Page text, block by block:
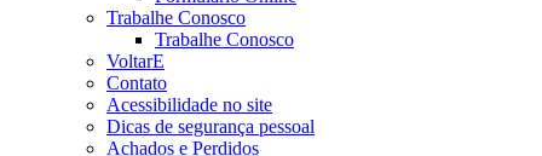
Trabalhe Conosco
Trabalhe Conosco
VoltarE
Contato
Acessibilidade no site
Dicas de segurança pessoal
Achados e Perdidos